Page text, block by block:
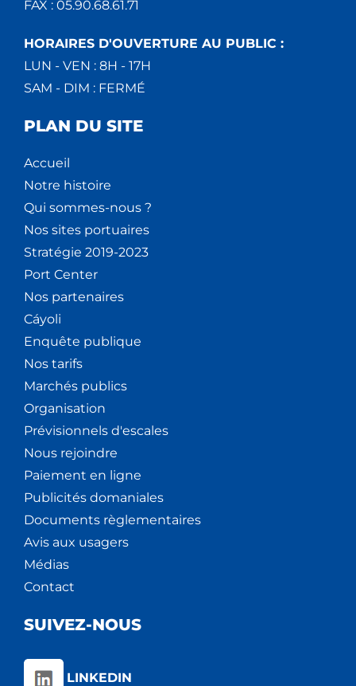
FAX : 05.90.68.61.71
HORAIRES D'OUVERTURE AU PUBLIC :
LUN - VEN : 8H - 17H
SAM - DIM : FERMÉ
PLAN DU SITE
Accueil
Notre histoire
Qui sommes-nous ?
Nos sites portuaires
Stratégie 2019-2023
Port Center
Nos partenaires
Cáyoli
Enquête publique
Nos tarifs
Marchés publics
Organisation
Prévisionnels d'escales
Nous rejoindre
Paiement en ligne
Publicités domaniales
Documents règlementaires
Avis aux usagers
Médias
Contact
SUIVEZ-NOUS
LINKEDIN